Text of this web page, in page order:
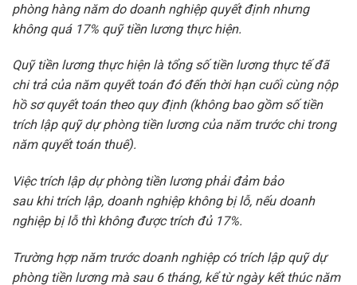
phòng hàng năm do doanh nghiệp quyết định nhưng
không quá 17% quỹ tiền lương thực hiện.
Quỹ tiền lương thực hiện là tổng sốtiền lương thực tếđã
chitrả của năm quyết toán đó đến thời hạn cuối cùng nộp
hồ sơ quyết toán theo quy định (không bao gồm sốtiền
trích lập quỹ dự phòng tiền lương của năm trước chitrong
năm quyết toán thuế).
Việc trích lập dự phòng tiền lương phải đảm bảo
sau khitrích lập, doanh nghiệp không bị lỗ, nếu doanh
nghiệp bị lỗ thì không được trích đủ 17%.
Trường hợp năm trước doanh nghiệp có trích lập quỹ dự
phòng tiền lương mà sau 6 tháng, kể từ ngày kết thúc năm